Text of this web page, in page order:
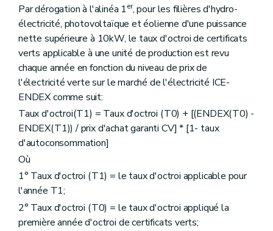
Par dérogation à l'alinéa 1er, pour les filières d'hydro-
électricité, photovoltaïque et éolienne d'une puissance
nette supérieure à 10kW, le taux d'octroi de certificats
verts applicable à une unité de production est revu
chaque année en fonction du niveau de prix de
l'électricité verte sur le marché de l'électricité ICE-
ENDEX comme suit:
Taux d'octroi(T1) = Taux d'octroi (T0) + [(ENDEX(T0) -
ENDEX(T1)) / prix d'achat garanti CV] * [1- taux
d'autoconsommation]
Où
1° Taux d'octroi (T1) = le taux d'octroi applicable pour
l'année T1;
2° Taux d'octroi (T0) = le taux d'octroi appliqué la
première année d'octroi de certificats verts;